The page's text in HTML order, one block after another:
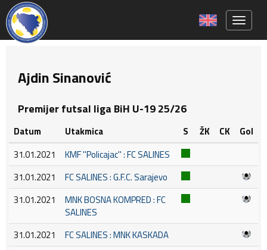
Ajdin Sinanović
Premijer futsal liga BiH U-19 25/26
Datum Utakmica S ŽK CK
Gol
31.01.2021
KMF ''Policajac'' : FC SALINES
31.01.2021
FC SALINES : G.F.C. Sarajevo
31.01.2021
MNK BOSNA KOMPRED : FC
SALINES
31.01.2021
FC SALINES : MNK KASKADA